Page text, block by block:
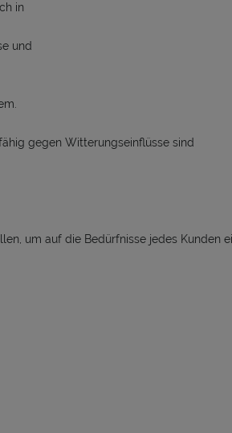
in
und
gegen Witterungseinflüsse sind
um auf die Bedürfnisse jedes Kunden